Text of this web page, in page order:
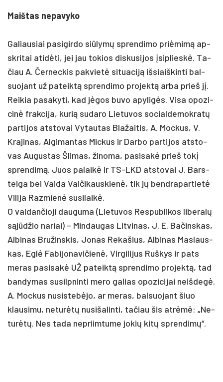
Maištas ne­pa­vy­ko
Ga­liau­siai pa­si­gir­do siū­lymų spren­di­mo pri­ėmimą ap­
skri­tai ati­dėti, jei jau to­kios dis­ku­si­jos įsip­lieskė. Ta­
čiau A. Čer­nec­kis pa­kvietė si­tua­ciją iš­siaiš­kin­ti bal­
suo­jant už pa­teiktą spren­di­mo pro­jektą ar­ba prie­š jį.
Rei­kia pa­sa­ky­ti, kad jėgos bu­vo apy­ligės. Vi­sa opo­zi­
cinė frak­ci­ja, ku­rią su­da­ro Lie­tu­vos so­cial­de­mok­ratų
par­ti­jos at­sto­vai Vy­tau­tas Bla­žai­tis, A. Moc­kus, V.
Kra­ji­nas, Al­gi­man­tas Mic­kus ir Dar­bo par­ti­jos at­sto­
vas Au­gus­tas Šli­mas, ži­no­ma, pa­si­sakė prie­š tokį
spren­dimą. Juos pa­laikė ir TS-LKD at­sto­vai J. Bars­
tei­ga bei Vai­da Vai­či­kaus­kienė, tik jų bend­ra­par­tietė
Vi­li­ja Raz­mienė su­si­laikė.
O val­dan­čio­ji dau­gu­ma (Lie­tu­vos Res­pub­li­kos li­be­ralų
sąjūdžio na­riai) – Min­dau­gas Lit­vi­nas, J. E. Ba­čins­kas,
Al­bi­nas Bru­žins­kis, Jo­nas Re­ka­šius, Al­bi­nas Mas­laus­
kas, Eglė Fa­bi­jo­na­vi­čienė, Vir­gi­li­jus Ruš­kys ir pa­ts
me­ras pa­si­sakė UŽ pa­teiktą spren­di­mo pro­jektą, tad
ban­dy­mas su­si­lpnin­ti me­ro ga­lias opo­zi­ci­jai neiš­degė.
A. Moc­kus nu­si­stebė­jo, ar me­ras, bal­suo­jant šiuo
klau­si­mu, ne­turėtų nu­si­ša­lin­ti, ta­čiau šis at­rėmė: „Ne­
turėtų. Nes ta­da ne­priim­tu­me jo­kių kitų spren­dimų“.